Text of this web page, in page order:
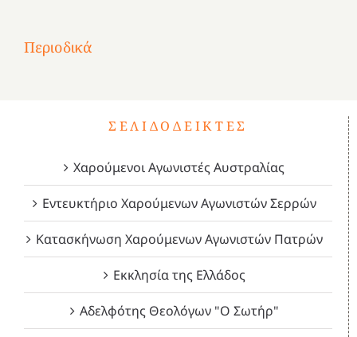
Περιοδικά
1821
Δεκέμβριος
2023!
Μάιος
2023!
Μάρτιος
2023!
ΣΕΛΙΔΟΔΕΊΚΤΕΣ
Χαρούμενοι Αγωνιστές Αυστραλίας
Εντευκτήριο Χαρούμενων Αγωνιστών Σερρών
Κατασκήνωση Χαρούμενων Αγωνιστών Πατρών
Εκκλησία της Ελλάδος
Αδελφότης Θεολόγων "Ο Σωτήρ"